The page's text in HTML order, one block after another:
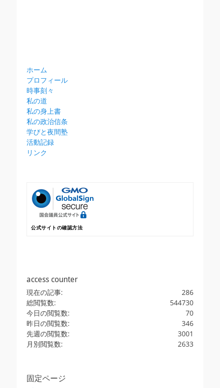
ホーム
プロフィール
時事刻々
私の道
私の身上書
私の政治信条
学びと夜間塾
活動記録
リンク
公式サイトの確認方法
access counter
286
現在の記事:
544730
総閲覧数:
70
今日の閲覧数:
346
昨日の閲覧数:
3001
先週の閲覧数:
2633
月別閲覧数:
固定ページ